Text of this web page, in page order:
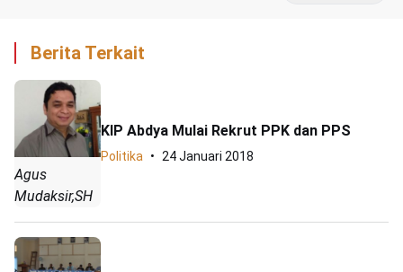
Berita Terkait
Agus
Mudaksir,SH
KIP Abdya Mulai Rekrut PPK dan PPS
Politika 24 Januari 2018